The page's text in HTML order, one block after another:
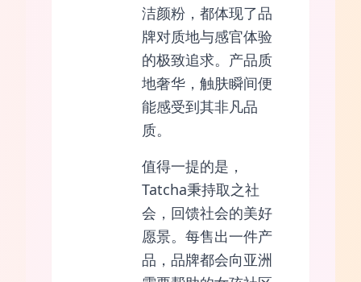
洁颜粉，都体现了品
牌对质地与感官体验
的极致追求。产品质
地奢华，触肤瞬间便
能感受到其非凡品
质。
值得一提的是，
Tatcha秉持取之社
会，回馈社会的美好
愿景。每售出一件产
品，品牌都会向亚洲